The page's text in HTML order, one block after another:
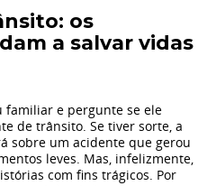
Eu li e
de privacidade.
os
a salvar vidas
familiar e pergunte se ele
de trânsito. Se tiver sorte, a
sobre um acidente que gerou
leves. Mas, infelizmente,
com fins trágicos. Por